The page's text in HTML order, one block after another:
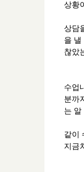
상황
상담
을 낼
찮았
수업
분까
는 알
같이
지금